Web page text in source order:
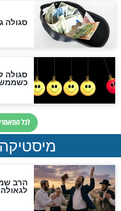
האם אפשר
מה יהיה
"לפני
והכחשה
האמונה"